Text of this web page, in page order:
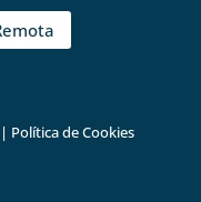
| Política de Cookies